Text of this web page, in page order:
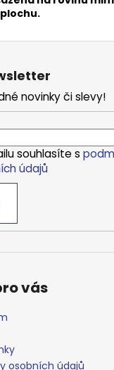
novinky či slevy!
souhlasíte s
údajů
vás
osobních údajů